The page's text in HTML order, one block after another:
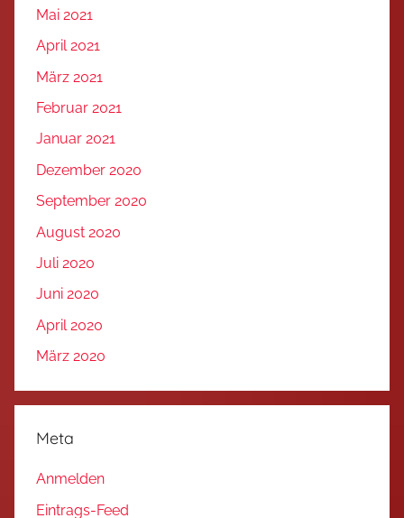
Mai 2021
April 2021
März 2021
Februar 2021
Januar 2021
Dezember 2020
September 2020
August 2020
Juli 2020
Juni 2020
April 2020
März 2020
Meta
Anmelden
Eintrags-Feed